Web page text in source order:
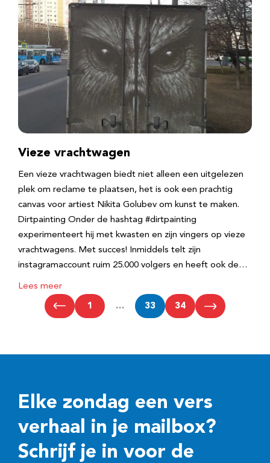
Vieze vrachtwagen
Een vieze vrachtwagen biedt niet alleen een uitgelezen
plek om reclame te plaatsen, het is ook een prachtig
canvas voor artiest Nikita Golubev om kunst te maken.
Dirtpainting Onder de hashtag #dirtpainting
experimenteert hij met kwasten en zijn vingers op vieze
vrachtwagens. Met succes! Inmiddels telt zijn
instagramaccount ruim 25.000 volgers en heeft ook de…
Lees meer
1 … 33 34
Elke zondag een vers
verhaal in je mailbox?
Schrijf je in voor de